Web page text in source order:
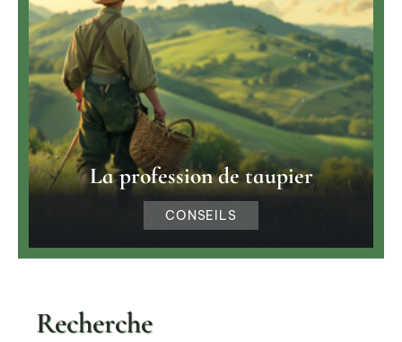
La profession de taupier
CONSEILS
Recherche